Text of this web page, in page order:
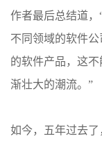
作者最后总结道
不同领域的软件
的软件产品，这
渐壮大的潮流。”
如今，五年过去